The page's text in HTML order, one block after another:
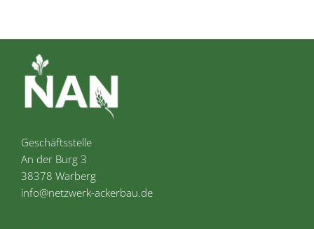
Geschäftsstelle
An der Burg 3
38378 Warberg
info@netzwerk-ackerbau.de